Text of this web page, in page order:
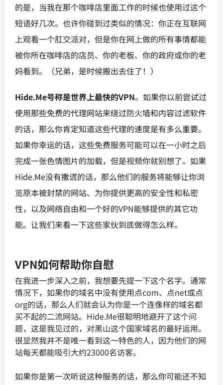
的是，当我在那个咖啡店里面工作的时候也使用过这个
短语好几次。也许你碰到过类似的情况：你正在互联网
上观看一个肛交派对，但是你在网上做的所有事情都能
被你所在咖啡店的店员、你的老板、你的政府或你的老
妈看到。（兄弟，是时候搬出去住了！）
Hide.Me号称是世界上最快的VPN。如果你以前尝试过
使用那些免费的代理网站来绕过防火墙和内容过滤软件
的话，那么你肯定知道这些代理的速度是有多么重要。
如果你幸运的话，这些免费服务可能可以在一小时之后
完成一张色情图片的加载，但是视频你就别想了。如果
Hide.Me没有撒谎的话，那么他们的服务将能够让你浏
览原本被封禁的网站、为你提供更高的安全性和私密
性，以及网络自由和一个好的VPN能够提供的其它功
能。让我们来看一下这些家伙到底做得怎么样。
VPN如何帮助你自慰
在我进一步深入之前，我想要先提一下这个名字。通常
情况下，如果你的域名中没有使用点com、点net或点
org的话，那么人们就会认为你是一个连像样的域名都
买不起的二流网站。Hide.Me很聪明地避开了这个问
题，这是我见过的，对黑山这个国家域名的最好运用。
很显然我并不是唯一看到这一特色的人，因为他们的网
站每天都能吸引大约23000名访客。
如果你是第一次听说这种服务的话，那么你可能还不知